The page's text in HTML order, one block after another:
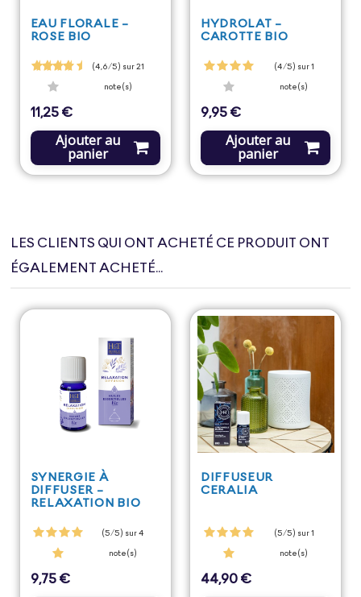
EAU FLORALE -
ROSE BIO
(4,6/5) sur 21
note(s)
Prix
11,25 €
Ajouter au
panier
HYDROLAT -
CAROTTE BIO
(4/5) sur 1
note(s)
Prix
9,95 €
Ajouter au
panier
LES CLIENTS QUI ONT ACHETÉ CE PRODUIT ONT
ÉGALEMENT ACHETÉ...
SYNERGIE À
DIFFUSER -
RELAXATION BIO
(5/5) sur 4
note(s)
Prix
9,75 €
DIFFUSEUR
CERALIA
(5/5) sur 1
note(s)
Prix
44,90 €